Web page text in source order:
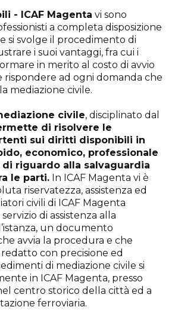
- ICAF Magenta vi sono
a completa disposizione
si svolge il procedimento di
i suoi vantaggi, fra cui i
in merito al costo di avvio
ad ogni domanda che
mediazione civile.
civile, disciplinato dal
di risolvere le
sui diritti disponibili in
economico, professionale
riguardo alla salvaguardia
le parti. In ICAF Magenta vi è
riservatezza, assistenza ed
civili di ICAF Magenta
di assistenza alla
un documento
avvia la procedura e che
con precisione ed
di mediazione civile si
in ICAF Magenta, presso
centro storico della città ed a
ferroviaria.